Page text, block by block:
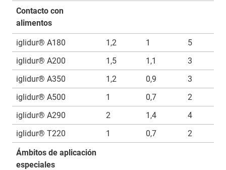
Contacto con
alimentos
iglidur® A180 1,2 1
5
iglidur® A200
1,5 1,1
3
iglidur® A350
1,2 0,9
3
iglidur® A500
1 0,7
2
iglidur® A290
2 1,4
4
iglidur® T220
1 0,7
2
Ámbitos de aplicación
especiales